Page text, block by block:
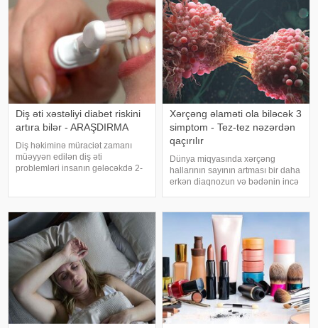
Diş əti xəstəliyi diabet riskini
artıra bilər - ARAŞDIRMA
Diş həkiminə müraciət zamanı
müəyyən edilən diş əti
problemləri insanın gələcəkdə 2-
Health" jurnalında dərc olunan v
Xərçəng əlaməti ola biləcək 3
simptom - Tez-tez nəzərdən
qaçırılır
Dünya miqyasında xərçəng
hallarının sayının artması bir daha
erkən diaqnozun və bədənin incə
vurğulayır. Məşhur inancın əksinə
olaraq, xərçəng növləri həmişə